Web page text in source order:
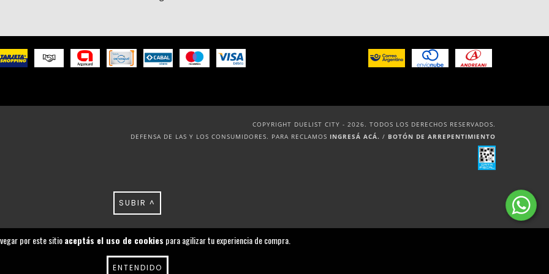
por este sitioaceptás el uso de cookies para agilizar tu experiencia de compra.
ENTENDIDO
COPYRIGHT DUELIST CITY - 2026. TODOS LOS DERECHOS RESERVADOS.
DEFENSA DE LAS Y LOS CONSUMIDORES. PARA RECLAMOS INGRESÁ ACÁ. / BOTÓN DE ARREPENTIMIENTO
SUBIR ^